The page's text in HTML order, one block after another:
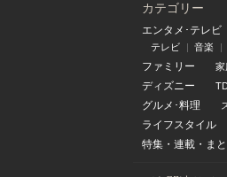
カテゴリー
エンタメ･テレビ
テレビ 音楽
ファミリー 家
ディズニー
グルメ･料理
ライフスタイル
特集 ・ 連載 ・ ま